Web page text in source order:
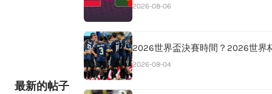
最新的帖子
2026-08-06
2026世界盃決賽時間？2026世界
2026-08-04